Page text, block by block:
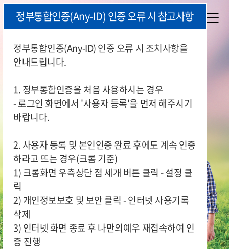
본
시
국가유공자와 보훈가족이 편리하게
지원 서비스를 이용하실 수 있도록
국가보훈부가 함께 합니다.
정부통합인증(Any-ID) 인증 오류 시 참고사항
정부통합인증(Any-ID) 인증 오류 시 조치사항을
안내드립니다.
1. 정부통합인증을 처음 사용하시는 경우
- 로그인 화면에서 '사용자 등록'을 먼저 해주시기
바랍니다.
2. 사용자 등록 및 본인인증 완료 후에도 계속 인증
하라고 뜨는 경우(크롬 기준)
1) 크롬화면 우측상단 점 세개 버튼 클릭 - 설정 클
릭
2) 개인정보보호 및 보안 클릭 - 인터넷 사용기록
삭제
3) 인터넷 화면 종료 후 나만의예우 재접속하여 인
증 진행